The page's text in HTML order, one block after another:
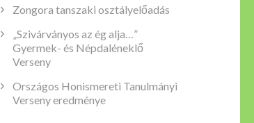
Zongora tanszaki osztályelőadás
„Szivárványos az ég alja…”
Gyermek- és Népdaléneklő
Verseny
Országos Honismereti Tanulmányi
Verseny eredménye